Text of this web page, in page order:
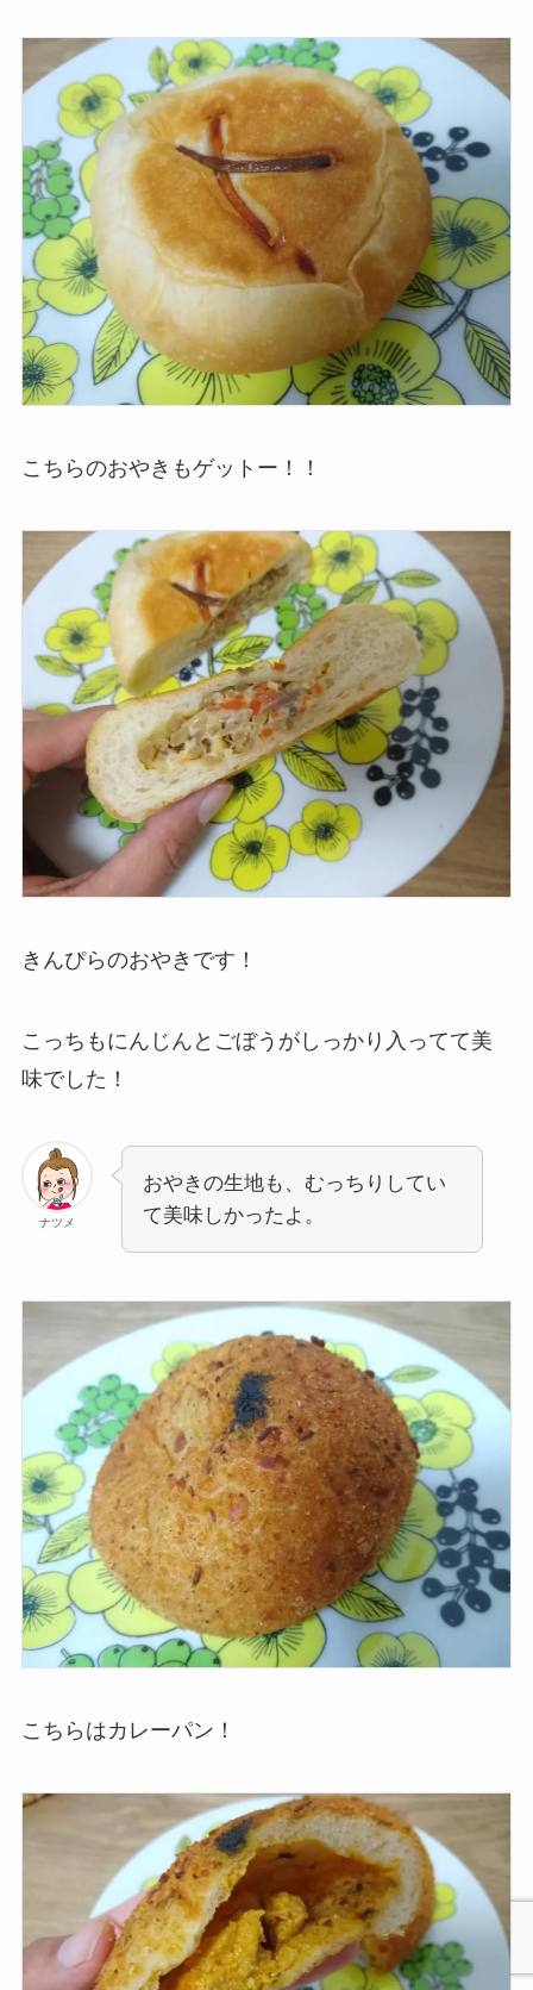
こちらのおやきもゲットー！！
きんぴらのおやきです！
こっちもにんじんとごぼうがしっかり入ってて美
味でした！
ナツメ
おやきの生地も、むっちりしてい
て美味しかったよ。
こちらはカレーパン！